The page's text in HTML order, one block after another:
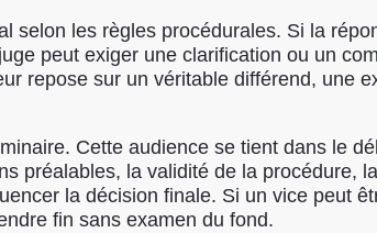
selon les règles procédurales. Si la
peut exiger une clarification ou un
repose sur un véritable différend, une
Cette audience se tient dans le
préalables, la validité de la procédure,
la décision finale. Si un vice peut
fin sans examen du fond.